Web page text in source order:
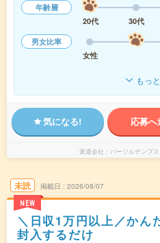
年齢層
20代
30代
男女比率
女性
もっ
気になる! 応募へ
派遣会社 パーソルテンプ
未読
NEW
掲載日 2026/08/07
＼日収1万円以上／かん
封入するだけ